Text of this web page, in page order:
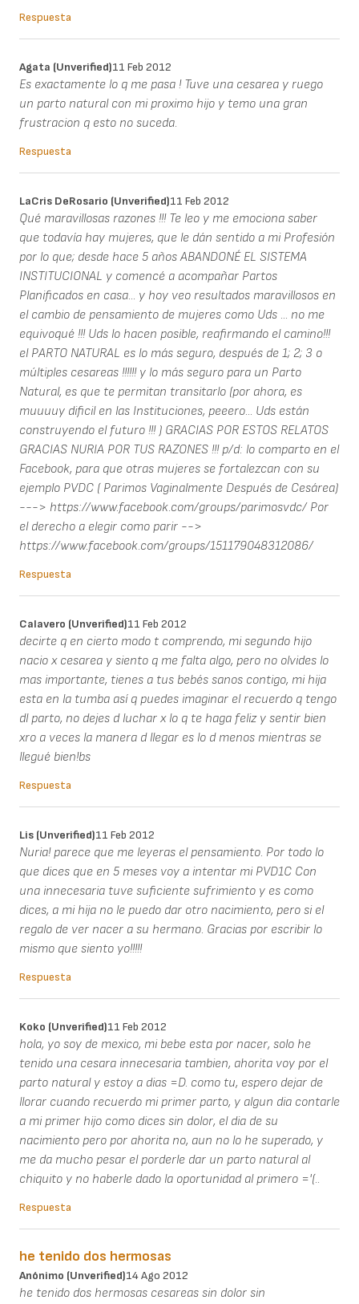
Respuesta
Agata (unverified)11 Feb 2012
Es exactamente lo q me pasa ! Tuve una cesarea y ruego
un parto natural con mi proximo hijo y temo una gran
frustracion q esto no suceda.
Respuesta
LaCris DeRosario (unverified)11 Feb 2012
Qué maravillosas razones !!! Te leo y me emociona saber
que todavía hay mujeres, que le dán sentido a mi Profesión
por lo que; desde hace 5 años ABANDONÉ EL SISTEMA
INSTITUCIONAL y comencé a acompañar Partos
Planificados en casa... y hoy veo resultados maravillosos en
el cambio de pensamiento de mujeres como Uds ... no me
equivoqué !!! Uds lo hacen posible, reafirmando el camino!!!
el PARTO NATURAL es lo más seguro, después de 1; 2; 3 o
múltiples cesareas !!!!!! y lo más seguro para un Parto
Natural, es que te permitan transitarlo (por ahora, es
muuuuy dificil en las Instituciones, peeero... Uds están
construyendo el futuro !!! ) GRACIAS POR ESTOS RELATOS
GRACIAS NURIA POR TUS RAZONES !!! p/d: lo comparto en el
Facebook, para que otras mujeres se fortalezcan con su
ejemplo PVDC ( Parimos Vaginalmente Después de Cesárea)
---> https://www.facebook.com/groups/parimosvdc/ Por
el derecho a elegir como parir -->
https://www.facebook.com/groups/151179048312086/
Respuesta
Calavero (unverified)11 Feb 2012
decirte q en cierto modo t comprendo, mi segundo hijo
nacio x cesarea y siento q me falta algo, pero no olvides lo
mas importante, tienes a tus bebés sanos contigo, mi hija
esta en la tumba así q puedes imaginar el recuerdo q tengo
dl parto, no dejes d luchar x lo q te haga feliz y sentir bien
xro a veces la manera d llegar es lo d menos mientras se
llegué bien!bs
Respuesta
Lis (unverified)11 Feb 2012
Nuria! parece que me leyeras el pensamiento. Por todo lo
que dices que en 5 meses voy a intentar mi PVD1C Con
una innecesaria tuve suficiente sufrimiento y es como
dices, a mi hija no le puedo dar otro nacimiento, pero si el
regalo de ver nacer a su hermano. Gracias por escribir lo
mismo que siento yo!!!!!
Respuesta
Koko (unverified)11 Feb 2012
hola, yo soy de mexico, mi bebe esta por nacer, solo he
tenido una cesara innecesaria tambien, ahorita voy por el
parto natural y estoy a dias =D. como tu, espero dejar de
llorar cuando recuerdo mi primer parto, y algun dia contarle
a mi primer hijo como dices sin dolor, el dia de su
nacimiento pero por ahorita no, aun no lo he superado, y
me da mucho pesar el porderle dar un parto natural al
chiquito y no haberle dado la oportunidad al primero ='(..
Respuesta
he tenido dos hermosas
Anónimo (unverified)14 Ago 2012
he tenido dos hermosas cesareas sin dolor sin